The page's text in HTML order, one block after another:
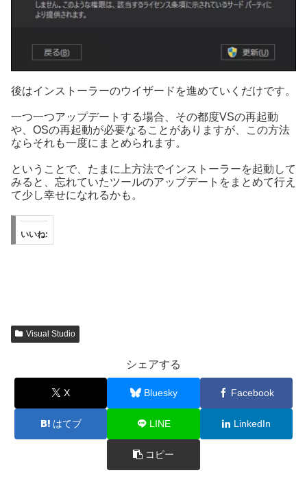
後はインストーラーのウイザードを進めていくだけです。
一つ一つアップデートする場合、その都度VSの再起動
や、OSの再起動が必要なることがありますが、この方法
ならそれも一度にまとめられます。
ということで、たまに上方法でインストーラーを起動して
みると、忘れていたツールのアップデートをまとめて行え
て少し幸せになれるかも。
いいね:
Visual Studio
シェアする
X Bluesky Facebook
はてブ LINE LinkedIn
コピー